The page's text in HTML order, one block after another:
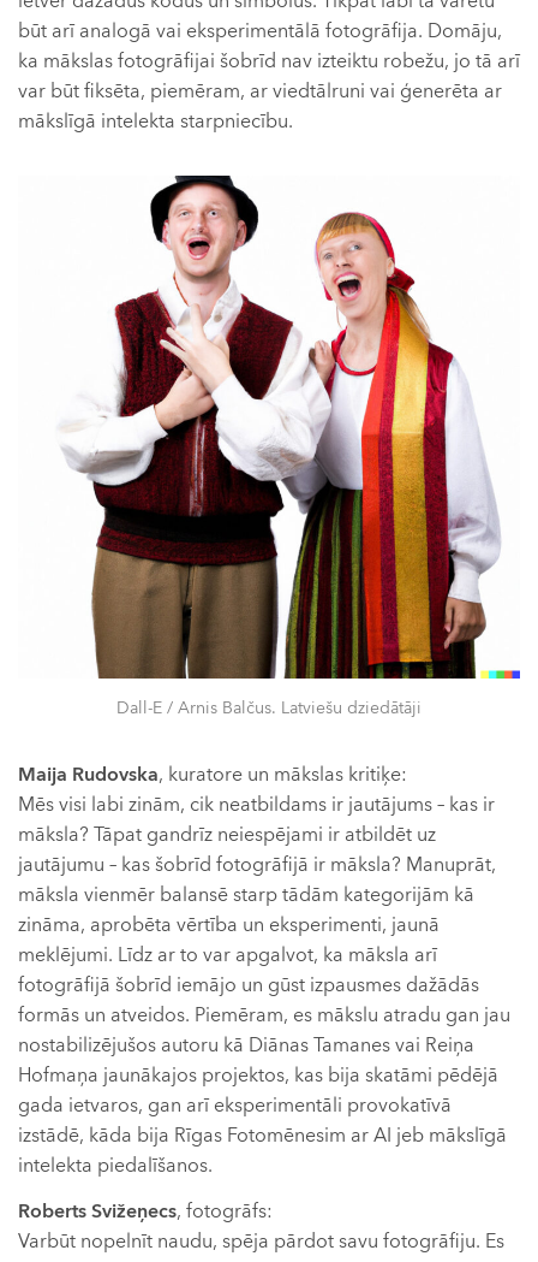
būt arī analogā vai eksperimentālā fotogrāfija. Domāju,
ka mākslas fotogrāfijai šobrīd nav izteiktu robežu, jo tā arī
var būt fiksēta, piemēram, ar viedtālruni vai ģenerēta ar
mākslīgā intelekta starpniecību.
Dall-E / Arnis Balčus. Latviešu dziedātāji
Maija Rudovska, kuratore un mākslas kritiķe:
Mēs visi labi zinām, cik neatbildams ir jautājums – kas ir
māksla? Tāpat gandrīz neiespējami ir atbildēt uz
jautājumu – kas šobrīd fotogrāfijā ir māksla? Manuprāt,
māksla vienmēr balansē starp tādām kategorijām kā
zināma, aprobēta vērtība un eksperimenti, jaunā
meklējumi. Līdz ar to var apgalvot, ka māksla arī
fotogrāfijā šobrīd iemājo un gūst izpausmes dažādās
formās un atveidos. Piemēram, es mākslu atradu gan jau
nostabilizējušos autoru kā Diānas Tamanes vai Reiņa
Hofmaņa jaunākajos projektos, kas bija skatāmi pēdējā
gada ietvaros, gan arī eksperimentāli provokatīvā
izstādē, kāda bija Rīgas Fotomēnesim ar AI jeb mākslīgā
intelekta piedalīšanos.
Roberts Svižeņecs, fotogrāfs:
Varbūt nopelnīt naudu, spēja pārdot savu fotogrāfiju. Es